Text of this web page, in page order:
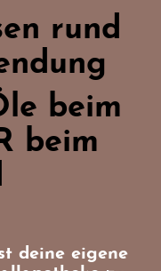
rund
beim
beim
deine eigene